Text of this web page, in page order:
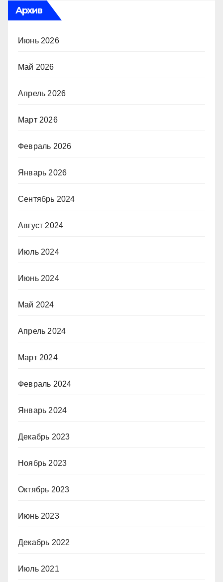
Архив
Июнь 2026
Май 2026
Апрель 2026
Март 2026
Февраль 2026
Январь 2026
Сентябрь 2024
Август 2024
Июль 2024
Июнь 2024
Май 2024
Апрель 2024
Март 2024
Февраль 2024
Январь 2024
Декабрь 2023
Ноябрь 2023
Октябрь 2023
Июнь 2023
Декабрь 2022
Июль 2021